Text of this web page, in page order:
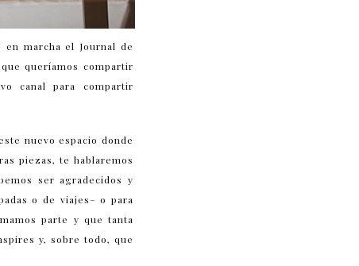
en marcha el Journal de
queríamos compartir
canal para compartir
nuevo espacio donde
piezas, te hablaremos
ser agradecidos y
o de viajes– o para
parte y que tanta
y, sobre todo, que